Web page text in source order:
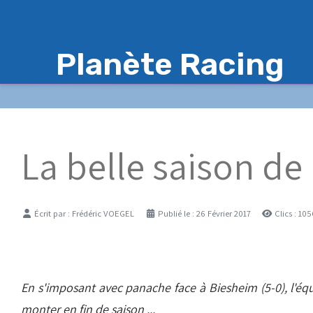
Planète Racing
La belle saison
DétailsÉcrit par : Frédéric VOEGEL Publié le : 26 Février 2017 Clics :
En s'imposant avec panache face à Biesheim (5-0),
monter en fin de saison ...